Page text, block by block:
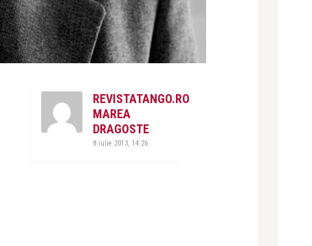
REVISTATANGO.RO
MAREA
DRAGOSTE
8 iulie 2013, 14:26